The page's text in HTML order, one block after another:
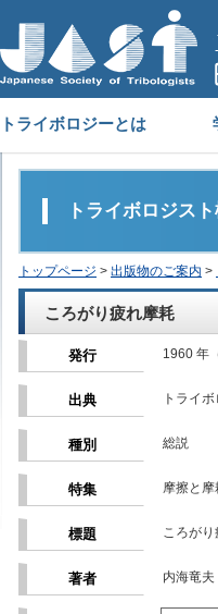
トライボロジーとは
トライボロジス
トップページ > 出版物のご案内 >
ころがり疲れ摩耗
発行 1960 年
出典 トライ
種別 総説
特集 摩擦と摩
標題 ころが
著者 内海竜夫